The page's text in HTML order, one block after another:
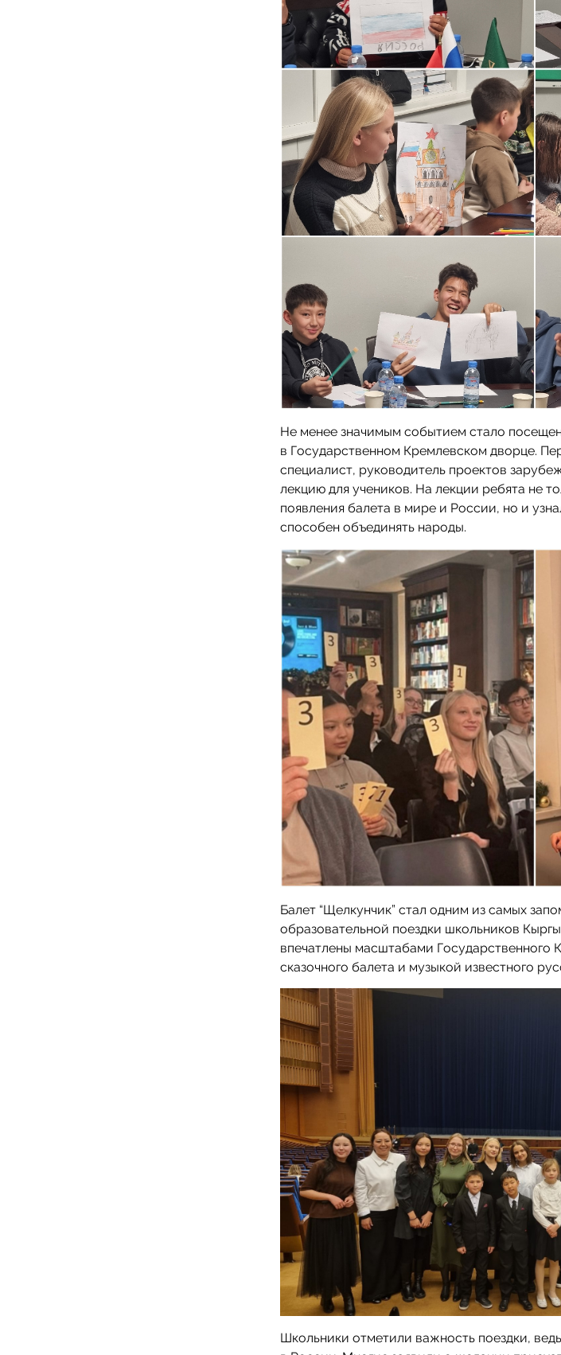
Не менее значимым событием стало
в Государственном Кремлевском дворце.
специалист, руководитель проектов
лекцию для учеников. На лекции ребята не
появления балета в мире и России, но и
способен объединять народы.
Балет “Щелкунчик” стал одним из самых
образовательной поездки школьников
впечатлены масштабами Государственного
сказочного балета и музыкой известного
Школьники отметили важность поездки,